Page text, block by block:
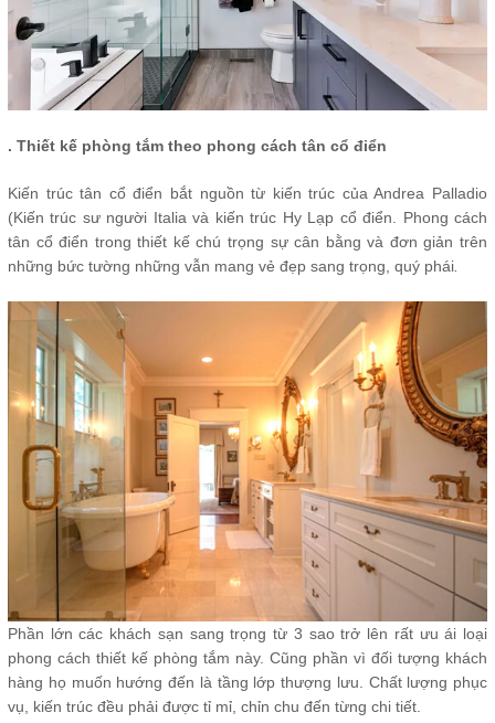
. Thiết kế phòng tắm theo phong cách tân cổ điển
Kiến trúc tân cổ điển bắt nguồn từ kiến trúc của Andrea Palladio
(Kiến trúc sư người Italia và kiến trúc Hy Lạp cổ điển. Phong cách
tân cổ điển trong thiết kế chú trọng sự cân bằng và đơn giản trên
những bức tường những vẫn mang vẻ đẹp sang trọng, quý phái
Phần lớn các khách sạn sang trọng từ 3 sao trở lên rất ưu ái loại
phong cách thiết kế phòng tắm này. Cũng phần vì đối tượng khách
hàng họ muốn hướng đến là tầng lớp thượng lưu. Chất lượng phục
vụ, kiến trúc đều phải được tỉ mỉ, chỉn chu đến từng chi tiết.